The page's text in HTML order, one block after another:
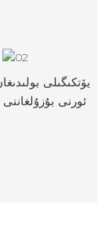
يۆتكىگىلى
ئورنى